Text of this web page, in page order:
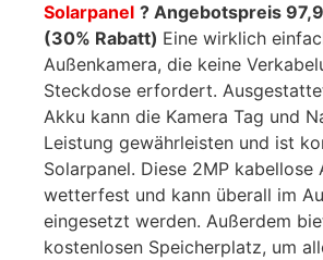
Solarpanel ? Angebotspreis
(30% Rabatt) Eine wirklich
Außenkamera, die keine
Steckdose erfordert.
Akku kann die Kamera Tag und
Leistung gewährleisten und ist
Solarpanel. Diese 2MP kabellose
wetterfest und kann überall im
eingesetzt werden. Außerdem
kostenlosen Speicherplatz, um